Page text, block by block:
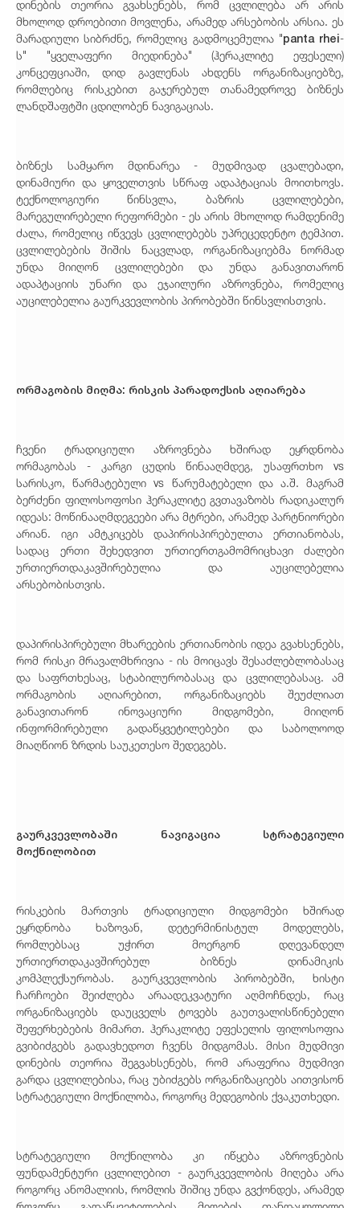
დინების თეორია გვახსენებს, რომ ცვლილება არ არის
მხოლოდ დროებითი მოვლენა, არამედ არსებობის არსია. ეს
მარადიული სიბრძნე, რომელიც გადმოცემულია "panta rhei-
ს" "ყველაფერი მიედინება" (ჰერაკლიტე ეფესელი)
კონცეფციაში, დიდ გავლენას ახდენს ორგანიზაციებზე,
რომლებიც რისკებით გაჯერებულ თანამედროვე ბიზნეს
ლანდშაფტში ცდილობენ ნავიგაციას.
ბიზნეს სამყარო მდინარეა - მუდმივად ცვალებადი,
დინამიური და ყოველთვის სწრაფ ადაპტაციას მოითხოვს.
ტექნოლოგიური წინსვლა, ბაზრის ცვლილებები,
მარეგულირებელი რეფორმები - ეს არის მხოლოდ რამდენიმე
ძალა, რომელიც იწვევს ცვლილებებს უპრეცედენტო ტემპით.
ცვლილებების შიშის ნაცვლად, ორგანიზაციებმა ნორმად
უნდა მიიღონ ცვლილებები და უნდა განავითარონ
ადაპტაციის უნარი და ეჯაილური აზროვნება, რომელიც
აუცილებელია გაურკვევლობის პირობებში წინსვლისთვის.
ორმაგობის მიღმა: რისკის პარადოქსის აღიარება
ჩვენი ტრადიციული აზროვნება ხშირად ეყრდნობა
ორმაგობას - კარგი ცუდის წინააღმდეგ, უსაფრთხო vs
სარისკო, წარმატებული vs წარუმატებელი და ა.შ. მაგრამ
ბერძენი ფილოსოფოსი ჰერაკლიტე გვთავაზობს რადიკალურ
იდეას: მოწინააღმდეგეები არა მტრები, არამედ პარტნიორები
არიან. იგი ამტკიცებს დაპირისპირებულთა ერთიანობას,
სადაც ერთი შეხედვით ურთიერთგამომრიცხავი ძალები
ურთიერთდაკავშირებულია და აუცილებელია
არსებობისთვის.
დაპირისპირებული მხარეების ერთიანობის იდეა გვახსენებს,
რომ რისკი მრავალმხრივია - ის მოიცავს შესაძლებლობასაც
და საფრთხესაც, სტაბილურობასაც და ცვლილებასაც. ამ
ორმაგობის აღიარებით, ორგანიზაციებს შეუძლიათ
განავითარონ ინოვაციური მიდგომები, მიიღონ
ინფორმირებული გადაწყვეტილებები და საბოლოოდ
მიაღწიონ ზრდის საუკეთესო შედეგებს.
გაურკვევლობაში ნავიგაცია სტრატეგიული
მოქნილობით
რისკების მართვის ტრადიციული მიდგომები ხშირად
ეყრდნობა ხაზოვან, დეტერმინისტულ მოდელებს,
რომლებსაც უჭირთ მოერგონ დღევანდელ
ურთიერთდაკავშირებულ ბიზნეს დინამიკის
კომპლექსურობას. გაურკვევლობის პირობებში, ხისტი
ჩარჩოები შეიძლება არაადეკვატური აღმოჩნდეს, რაც
ორგანიზაციებს დაუცველს ტოვებს გაუთვალისწინებელი
შეფერხებების მიმართ. ჰერაკლიტე ეფესელის ფილოსოფია
გვიბიძგებს გადავხედოთ ჩვენს მიდგომას. მისი მუდმივი
დინების თეორია შეგვახსენებს, რომ არაფერია მუდმივი
გარდა ცვლილებისა, რაც უბიძგებს ორგანიზაციებს აითვისონ
სტრატეგიული მოქნილობა, როგორც მედეგობის ქვაკუთხედი.
სტრატეგიული მოქნილობა კი იწყება აზროვნების
ფუნდამენტური ცვლილებით - გაურკვევლობის მიღება არა
როგორც ანომალიის, რომლის შიშიც უნდა გვქონდეს, არამედ